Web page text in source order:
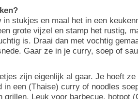
in stukjes en maal het in een
grote vijzel en stamp het rustig,
is. Draai dan met vochtig
Gaar ze in je curry, soep of
zijn eigenlijk al gaar. Je hoeft
in een (Thaise) curry of noodles
grillen. Leuk voor barbecue, hotpot